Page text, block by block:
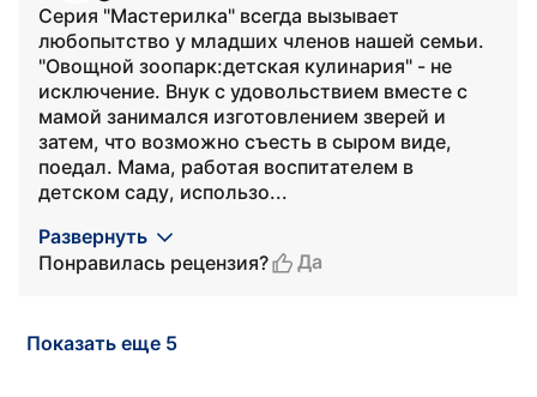
Серия "Мастерилка" всегда вызывает
любопытство у младших членов нашей семьи.
"Овощной зоопарк:детская кулинария" - не
исключение. Внук с удовольствием вместе с
мамой занимался изготовлением зверей и
затем, что возможно съесть в сыром виде,
поедал. Мама, работая воспитателем в
детском саду, использо...
Развернуть
Понравилась рецензия?
Да
Показать еще 5